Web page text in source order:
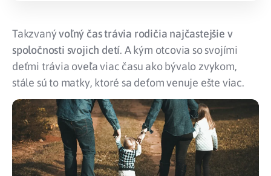
Takzvanývoľný čas trávia rodičia najčastejšie v
spoločnosti svojich detí. A kým otcovia so svojími
deťmi trávia oveľa viac času ako bývalo zvykom,
stále sú to matky, ktoré sa deťom venuje ešte viac.